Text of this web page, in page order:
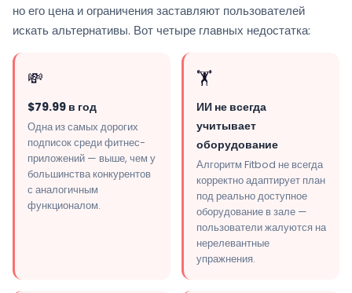
но его цена и ограничения заставляют пользователей
искать альтернативы. Вот четыре главных недостатка:
💸
$79.99 в год
Одна из самых дорогих
подписок среди фитнес-
приложений — выше, чем у
большинства конкурентов
с аналогичным
функционалом.
🏋️
ИИ не всегда
учитывает
оборудование
Алгоритм Fitbod не всегда
корректно адаптирует план
под реально доступное
оборудование в зале —
пользователи жалуются на
нерелевантные
упражнения.